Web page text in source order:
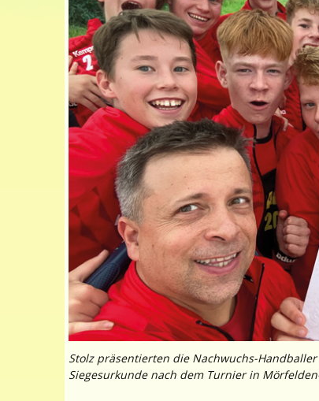
Stolz präsentierten die Nachwuchs-
Siegesurkunde nach dem Turnier in